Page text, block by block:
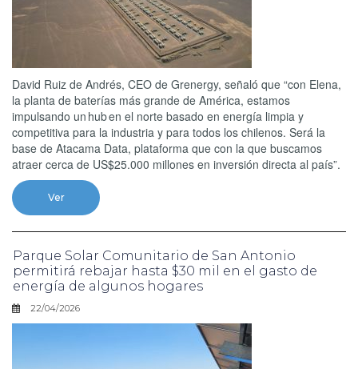
David Ruiz de Andrés, CEO de Grenergy, señaló que “con Elena,
la planta de baterías más grande de América, estamos
impulsando un hub en el norte basado en energía limpia y
competitiva para la industria y para todos los chilenos. Será la
base de Atacama Data, plataforma que con la que buscamos
atraer cerca de US$25.000 millones en inversión directa al país”.
Ver
Parque Solar Comunitario de San Antonio
permitirá rebajar hasta $30 mil en el gasto de
energía de algunos hogares
22/04/2026